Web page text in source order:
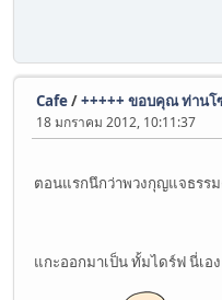
Cafe/+++++ ขอบคุณ ท่านโ
18 มกราคม 2012, 10:11:37
ตอนแรกนึกว่าพวงกุญแจธรร
แกะออกมาเป็น ทั้มไดร์ฟ นี่เอง